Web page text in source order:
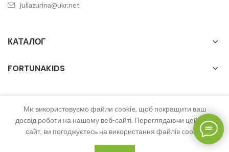
juliazurina@ukr.net
КАТАЛОГ
FORTUNAKIDS
2023 FortunaKids Всі права захищені.
Ми використовуємо файли cookie, щоб покращити ваш
досвід роботи на нашому веб-сайті. Переглядаючи цей веб-
сайт, ви погоджуєтесь на використання файлів cookie.